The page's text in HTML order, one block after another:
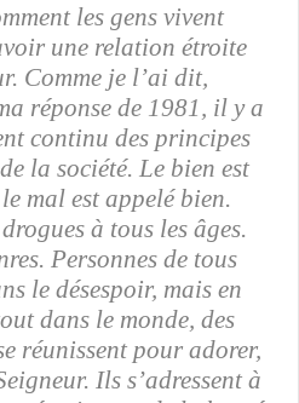
les gens vivent
une relation étroite
Comme je l’ai dit,
réponse de 1981, il y a
continu des principes
la société. Le bien est
mal est appelé bien.
à tous les âges.
Personnes de tous
le désespoir, mais en
dans le monde, des
réunissent pour adorer,
Ils s’adressent à